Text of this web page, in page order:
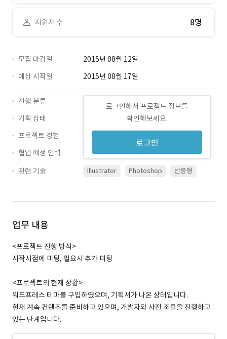
지원자 수 8명
모집 마감일
2015년 08월 12일
예상 시작일
2015년 08월 17일
로그인해서 프로젝트 정보를
확인해보세요.
로그인
진행 분류
기획 상태
프로젝트 경험
협업 예정 인력
관련 기술
Illustrator Photoshop 반응형
업무 내용
<프로젝트 진행 방식>
시작시점에 미팅, 필요시 추가 미팅
<프로젝트의 현재 상황>
워드프레스 테마를 구입하였으며, 기획서가 나온 상태입니다.
현재 계속 컨텐츠를 준비하고 있으며, 개발자와 사전 조율을 진행하고
있는 단계입니다.